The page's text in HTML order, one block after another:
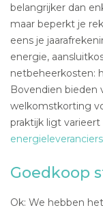
belangrijker dan
maar beperkt je
eens je
energie,
netbeheerkosten:
Bovendien bieden
welkomstkorting
praktijk ligt
Goedkoop
Ok: We hebben